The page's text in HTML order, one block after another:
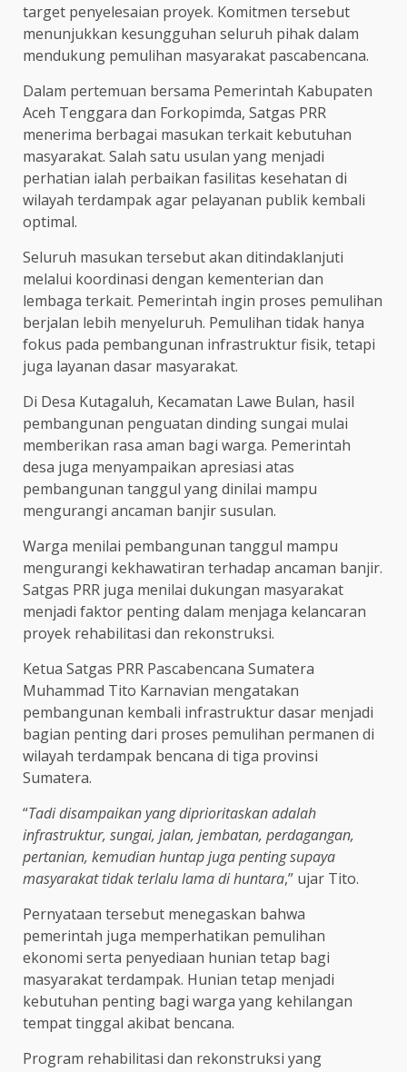
target penyelesaian proyek. Komitmen tersebut
menunjukkan kesungguhan seluruh pihak dalam
mendukung pemulihan masyarakat pascabencana.
Dalam pertemuan bersama Pemerintah Kabupaten
Aceh Tenggara dan Forkopimda, Satgas PRR
menerima berbagai masukan terkait kebutuhan
masyarakat. Salah satu usulan yang menjadi
perhatian ialah perbaikan fasilitas kesehatan di
wilayah terdampak agar pelayanan publik kembali
optimal.
Seluruh masukan tersebut akan ditindaklanjuti
melalui koordinasi dengan kementerian dan
lembaga terkait. Pemerintah ingin proses pemulihan
berjalan lebih menyeluruh. Pemulihan tidak hanya
fokus pada pembangunan infrastruktur fisik, tetapi
juga layanan dasar masyarakat.
Di Desa Kutagaluh, Kecamatan Lawe Bulan, hasil
pembangunan penguatan dinding sungai mulai
memberikan rasa aman bagi warga. Pemerintah
desa juga menyampaikan apresiasi atas
pembangunan tanggul yang dinilai mampu
mengurangi ancaman banjir susulan.
Warga menilai pembangunan tanggul mampu
mengurangi kekhawatiran terhadap ancaman banjir.
Satgas PRR juga menilai dukungan masyarakat
menjadi faktor penting dalam menjaga kelancaran
proyek rehabilitasi dan rekonstruksi.
Ketua Satgas PRR Pascabencana Sumatera
Muhammad Tito Karnavian mengatakan
pembangunan kembali infrastruktur dasar menjadi
bagian penting dari proses pemulihan permanen di
wilayah terdampak bencana di tiga provinsi
Sumatera.
“Tadi disampaikan yang diprioritaskan adalah
infrastruktur, sungai, jalan, jembatan, perdagangan,
pertanian, kemudian huntap juga penting supaya
masyarakat tidak terlalu lama di huntara,” ujar Tito.
Pernyataan tersebut menegaskan bahwa
pemerintah juga memperhatikan pemulihan
ekonomi serta penyediaan hunian tetap bagi
masyarakat terdampak. Hunian tetap menjadi
kebutuhan penting bagi warga yang kehilangan
tempat tinggal akibat bencana.
Program rehabilitasi dan rekonstruksi yang